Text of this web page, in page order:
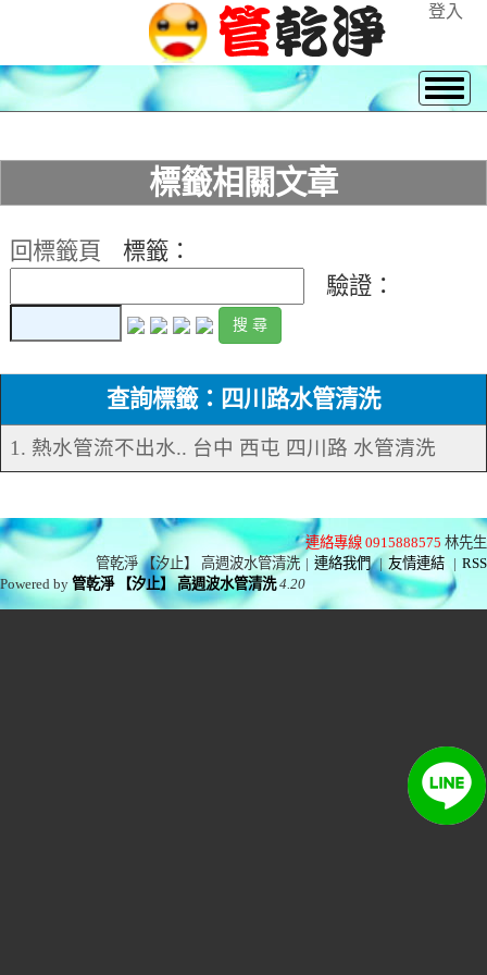
登入
標籤相關文章
回標籤頁
標籤：
驗證：
查詢標籤：四川路水管清洗
1. 熱水管流不出水.. 台中 西屯 四川路 水管清洗
連絡專線 0915888575 林先生
管乾淨 【汐止】 高週波水管清洗 | 連絡我們 | 友情連結 | RSS
Powered by管乾淨 【汐止】 高週波水管清洗 4.20